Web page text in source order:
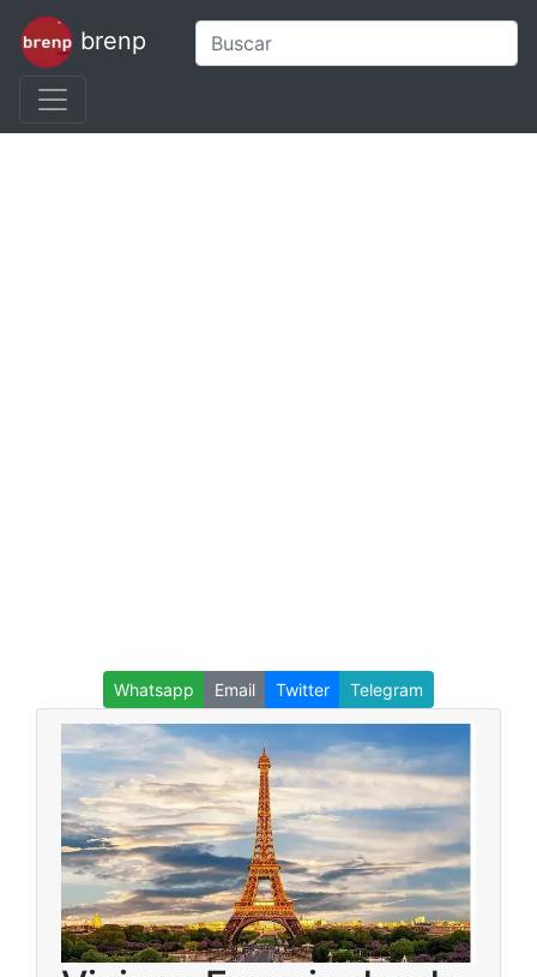
brenp
Whatsapp Email Twitter Telegram